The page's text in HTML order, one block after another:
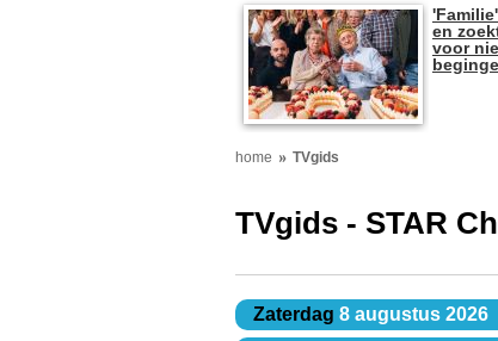
en
voor
home TVgids
TVgids - STAR
Zaterdag 8 augustus 2026